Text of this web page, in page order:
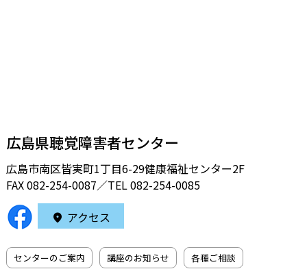
広島県聴覚障害者センター
広島市南区皆実町1丁目6-29健康福祉センター2F
FAX 082-254-0087／TEL082-254-0085
アクセス
センターのご案内 講座のお知らせ 各種ご相談